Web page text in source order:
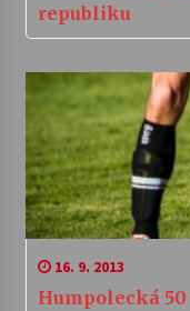
republiku
16. 9. 2013
Humpolecká 50